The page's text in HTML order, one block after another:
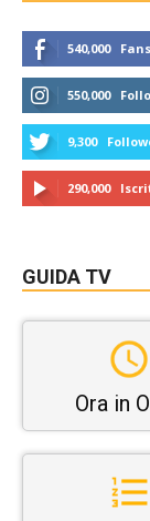
540,000 Fans
550,000
9,300
290,000
GUIDA TV
Ora in